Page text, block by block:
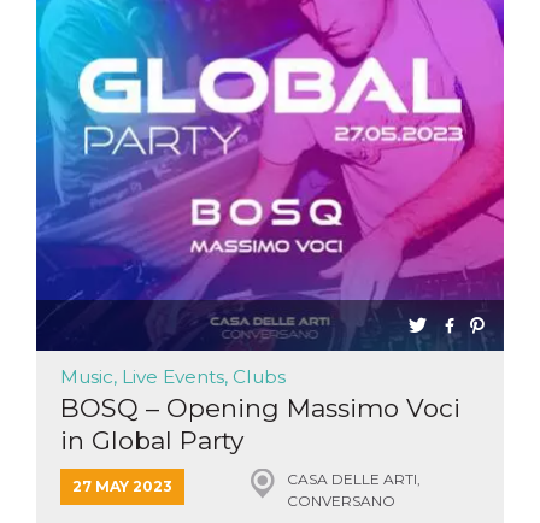
Music, Live Events, Clubs
BOSQ – Opening Massimo Voci
in Global Party
27 MAY 2023
CASA DELLE ARTI,
CONVERSANO